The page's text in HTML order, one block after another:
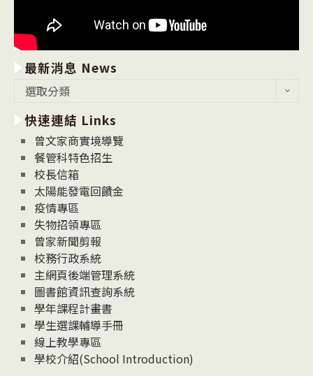
最新消息 News
消
息
News
選取分類
快速連結 Links
曾文家商實境導覽
餐管科特色招生
校長信箱
太陽能發電回饋金
疫情專區
失物招領專區
曾家新聞剪報
校務行政系統
主網頁後端管理系統
圖書館資訊查詢系統
學年課程計畫書
學生選課輔導手冊
線上教學專區
學校介紹(School Introduction)